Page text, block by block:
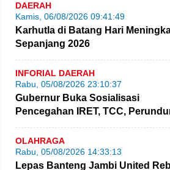
DAERAH
Kamis, 06/08/2026 09:41:49
Karhutla di Batang Hari
Sepanjang 2026
INFORIAL DAERAH
Rabu, 05/08/2026 23:10:37
Gubernur Buka Sosialisasi
Pencegahan IRET, TCC,
dan Bahaya Narkoba di Bungo
OLAHRAGA
Rabu, 05/08/2026 14:33:13
Lepas Banteng Jambi United